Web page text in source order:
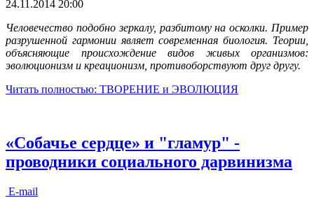
24.11.2014 20:00
Человечество подобно зеркалу, разбитому на осколки. Пример
разрушенной гармонии являет современная биология. Теории,
объясняющие происхождение видов живых организмов:
эволюционизм и креационизм, противоборствуют друг другу.
Читать полностью: ТВОРЕНИЕ и ЭВОЛЮЦИЯ
«Собачье сердце» и "гламур" -
проводники социального дарвинизма
E-mail